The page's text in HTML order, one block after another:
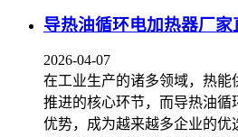
导热油循环电加热器厂家
2026-04-07
在工业生产的诸多领域，热能
推进的核心环节，而导热油循
优势，成为越来越多企业的优